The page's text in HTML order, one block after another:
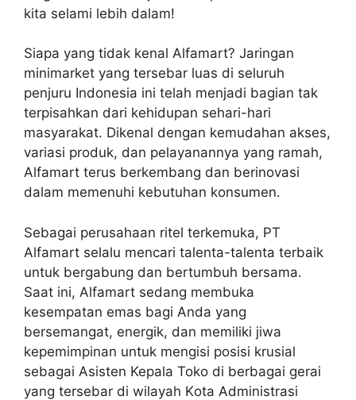
kita selami lebih dalam!
Siapa yang tidak kenal Alfamart? Jaringan
minimarket yang tersebar luas di seluruh
penjuru Indonesia ini telah menjadi bagian tak
terpisahkan dari kehidupan sehari-hari
masyarakat. Dikenal dengan kemudahan akses,
variasi produk, dan pelayanannya yang ramah,
Alfamart terus berkembang dan berinovasi
dalam memenuhi kebutuhan konsumen.
Sebagai perusahaan ritel terkemuka, PT
Alfamart selalu mencari talenta-talenta terbaik
untuk bergabung dan bertumbuh bersama.
Saat ini, Alfamart sedang membuka
kesempatan emas bagi Anda yang
bersemangat, energik, dan memiliki jiwa
kepemimpinan untuk mengisi posisi krusial
sebagai Asisten Kepala Toko di berbagai gerai
yang tersebar di wilayah Kota Administrasi